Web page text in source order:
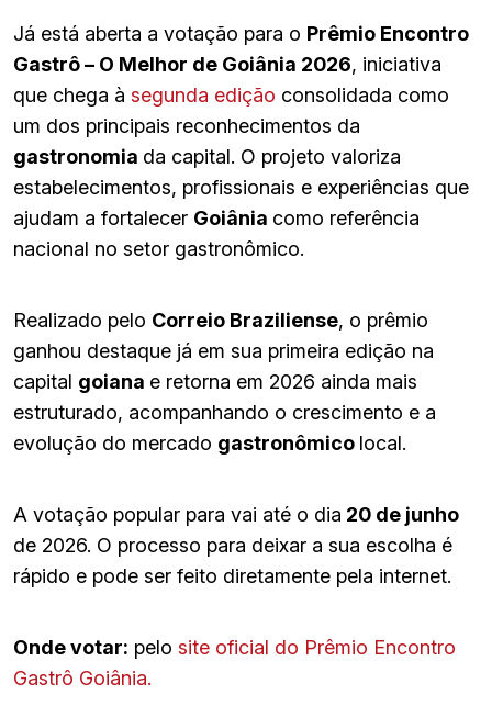
Já está aberta a votação para o Prêmio Encontro
Gastrô – O Melhor de Goiânia 2026, iniciativa
que chega à segunda edição consolidada como
um dos principais reconhecimentos da
gastronomia da capital. O projeto valoriza
estabelecimentos, profissionais e experiências que
ajudam a fortalecer Goiânia como referência
nacional no setor gastronômico.
Realizado pelo Correio Braziliense, o prêmio
ganhou destaque já em sua primeira edição na
capital goiana e retorna em 2026 ainda mais
estruturado, acompanhando o crescimento e a
evolução do mercado gastronômico local.
A votação popular para vai até o dia 20 de junho
de 2026. O processo para deixar a sua escolha é
rápido e pode ser feito diretamente pela internet.
Onde votar: pelo site oficial do Prêmio Encontro
Gastrô Goiânia.